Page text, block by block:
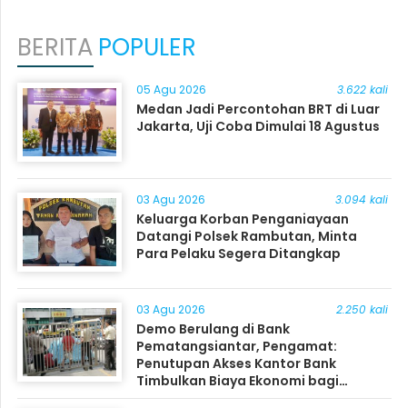
BERITA POPULER
05 Agu 2026 3.622 kali
Medan Jadi Percontohan BRT di Luar
Jakarta, Uji Coba Dimulai 18 Agustus
03 Agu 2026 3.094 kali
Keluarga Korban Penganiayaan
Datangi Polsek Rambutan, Minta
Para Pelaku Segera Ditangkap
03 Agu 2026 2.250 kali
Demo Berulang di Bank
Pematangsiantar, Pengamat:
Penutupan Akses Kantor Bank
Timbulkan Biaya Ekonomi bagi
Masyarakat